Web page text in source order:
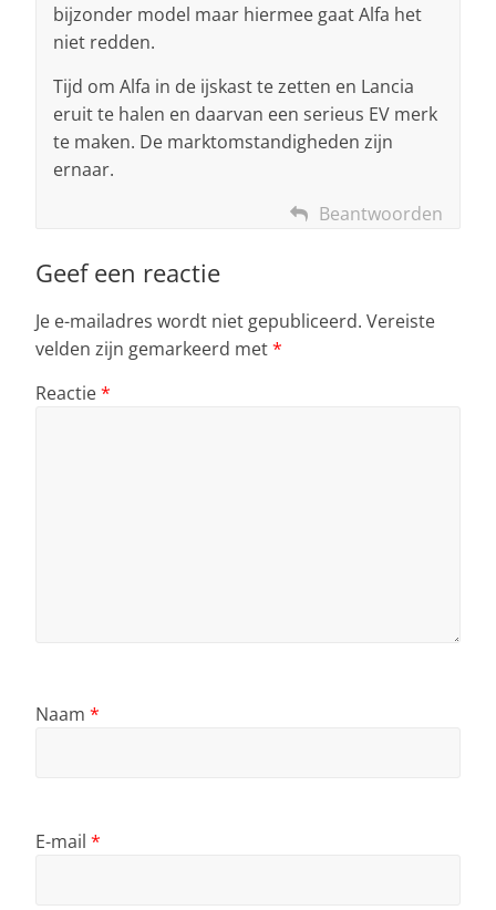
bijzonder model maar hiermee gaat Alfa het
niet redden.
Tijd om Alfa in de ijskast te zetten en Lancia
eruit te halen en daarvan een serieus EV merk
te maken. De marktomstandigheden zijn
ernaar.
Beantwoorden
Geef een reactie
Je e-mailadres wordt niet gepubliceerd. Vereiste
velden zijn gemarkeerd met*
Reactie*
Naam *
E-mail *